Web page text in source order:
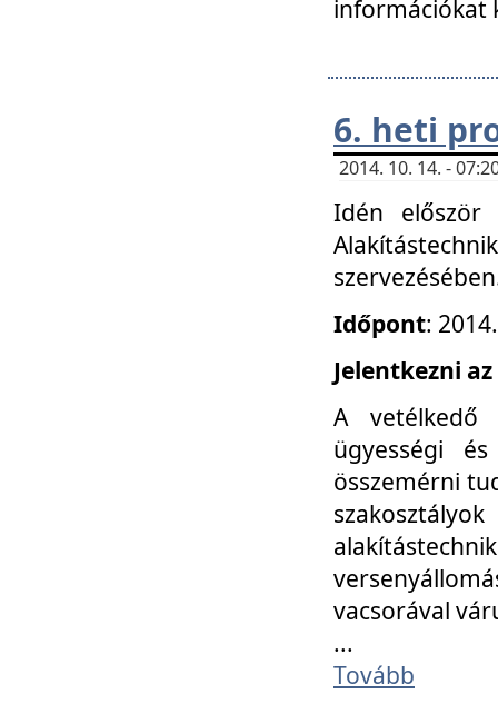
információkat
6. heti
2014. 10. 14. -
Idén
Időpont:
Jelentkezni az
A vetélkedő
ügyességi
összemérni
vacsorával
...
Tovább